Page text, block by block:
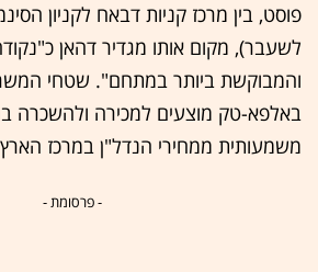
פוסט, בין מרכז קניות דבאח לקניון
לשעבר), מקום אותו מגדיר דהאן
והמבוקשת ביותר במתחם". שטחי
באלפא-טק מוצעים למכירה ולהשכרה
משמעותית ממחירי הנדל"ן במרכז
- פרסומת -